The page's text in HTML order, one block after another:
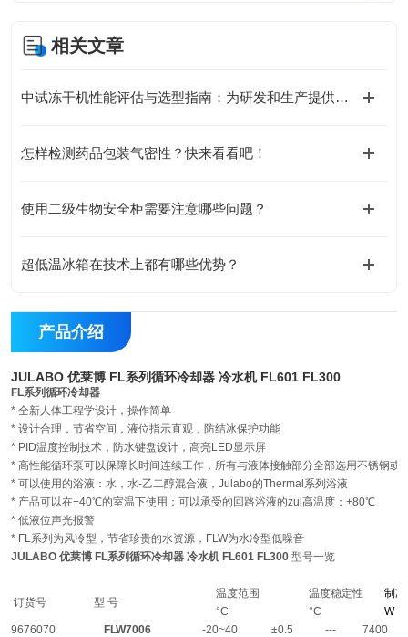
相关文章
中试冻干机性能评估与选型指南：为研发和生产提供可靠支持
怎样检测药品包装气密性？快来看看吧！
使用二级生物安全柜需要注意哪些问题？
超低温冰箱在技术上都有哪些优势？
产品介绍
JULABO 优莱博 FL系列循环冷却器 冷水机 FL601 FL300
FL系列循环冷却器
* 全新人体工程学设计，操作简单
* 设计合理，节省空间，液位指示直观，防结冰保护功能
* PID温度控制技术，防水键盘设计，高亮LED显示屏
* 高性能循环泵可以保障长时间连续工作，所有与液体接触部分全部选用不锈钢或
* 可以使用的浴液：水，水-乙二醇混合液，Julabo的Thermal系列浴液
* 产品可以在+40℃的室温下使用；可以承受的回路浴液的zui高温度：+80℃
* 低液位声光报警
* FL系列为风冷型，节省珍贵的水资源，FLW为水冷型低噪音
JULABO 优莱博 FL系列循环冷却器 冷水机 FL601 FL300 型号一览
订货号 型 号
温度范围
°C
温度稳定性
°C
制
W
9676070
FLW7006 -20~40 ±0.5 --- 7400